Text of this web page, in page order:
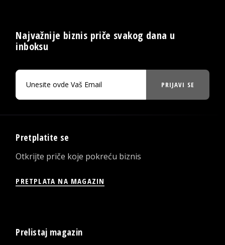
Najvažnije biznis priče svakog dana u
inboksu
PRIJAVI SE
Pretplatite se
Otkrijte priče koje pokreću biznis
PRETPLATA NA MAGAZIN
Prelistaj magazin